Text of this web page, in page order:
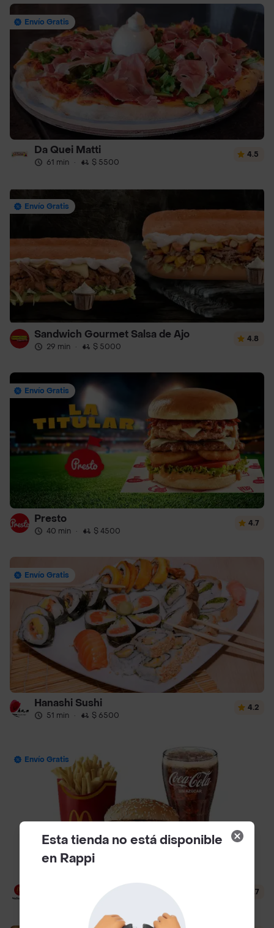
Envío Gratis
Da Quei Matti
61 min · $ 5500
4.5
Envío Gratis
Sandwich Gourmet Salsa de Ajo
29 min · $ 5000
4.8
Envío Gratis
Presto
40 min · $ 4500
4.7
Envío Gratis
Hanashi Sushi
51 min · $ 6500
4.2
Envío Gratis
$ 3500
4.7
Esta tienda no está disponible
en Rappi